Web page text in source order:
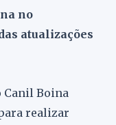
no
atualizações
Canil Boina
realizar